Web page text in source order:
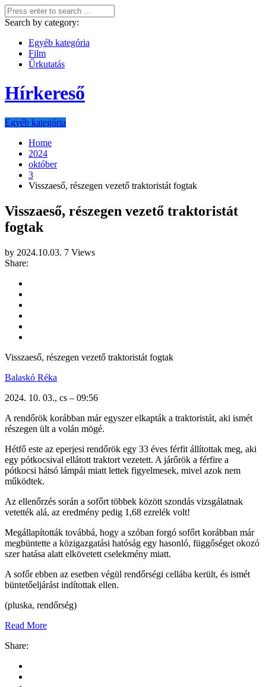
Search by category:
Egyéb kategória
Film
Űrkutatás
Hírkereső
Egyéb kategória
Home
2024
október
3
Visszaeső, részegen vezető traktoristát fogtak
Visszaeső, részegen vezető traktoristát
fogtak
by 2024.10.03. 7 Views
Share:
Visszaeső, részegen vezető traktoristát fogtak
Balaskó Réka
2024. 10. 03., cs – 09:56
A rendőrök korábban már egyszer elkapták a traktoristát, aki ismét
részegen ült a volán mögé.
Hétfő este az eperjesi rendőrök egy 33 éves férfit állítottak meg, aki
egy pótkocsival ellátott traktort vezetett. A járőrök a férfire a
pótkocsi hátsó lámpái miatt lettek figyelmesek, mivel azok nem
működtek.
Az ellenőrzés során a sofőrt többek között szondás vizsgálatnak
vetették alá, az eredmény pedig 1,68 ezrelék volt!
Megállapították továbbá, hogy a szóban forgó sofőrt korábban már
megbüntette a közigazgatási hatóság egy hasonló, függőséget okozó
szer hatása alatt elkövetett cselekmény miatt.
A sofőr ebben az esetben végül rendőrségi cellába került, és ismét
büntetőeljárást indítottak ellen.
(pluska, rendőrség)
Read More
Share: